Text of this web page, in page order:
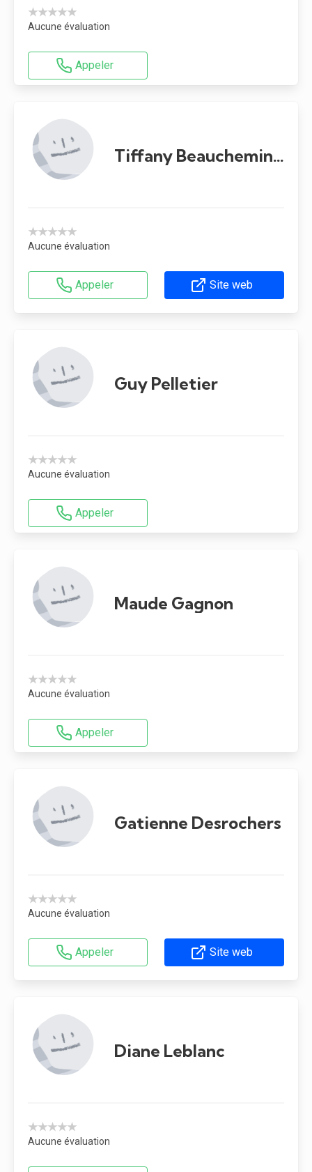
★★★★★
Aucune évaluation
Appeler
Tiffany Beauchemin Desaulniers
★★★★★
Aucune évaluation
Appeler Site web
Guy Pelletier
★★★★★
Aucune évaluation
Appeler
Maude Gagnon
★★★★★
Aucune évaluation
Appeler
Gatienne Desrochers
★★★★★
Aucune évaluation
Appeler Site web
Diane Leblanc
★★★★★
Aucune évaluation